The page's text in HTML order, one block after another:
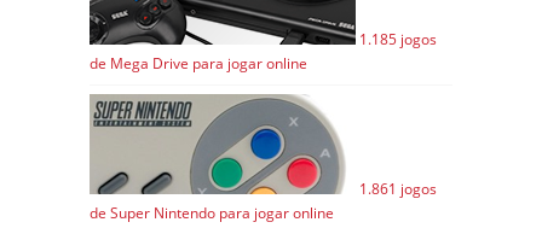
1.185 jogos
de Mega Drive para jogar online
1.861 jogos
de Super Nintendo para jogar online